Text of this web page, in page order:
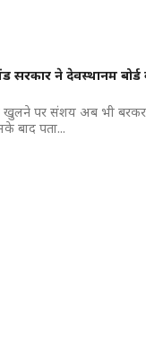
सरकार ने देवस्थानम
खुलने पर संशय अब भी
बाद पता...